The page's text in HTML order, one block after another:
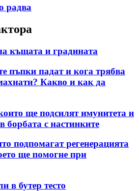
радва
къщата и градината
пъпки падат и кога трябва
Какво и как да
ще подсилят имунитета и
борбата с настинките
подпомагат регенерацията
ще помогне при
в бутер тесто